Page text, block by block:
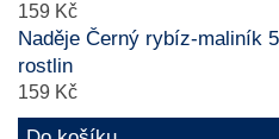
159 Kč
Naděje Černý rybíz-maliník
rostlin
159 Kč